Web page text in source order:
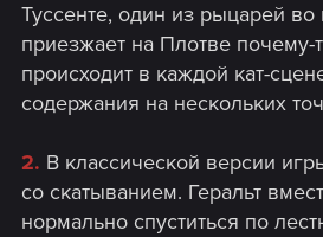
Туссенте, один из рыцарей
приезжает на Плотве почему-
происходит в каждой кат-
содержания на нескольких
2. В классической версии
со скатыванием. Геральт
нормально спуститься по